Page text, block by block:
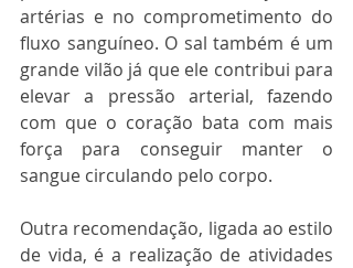
artérias e no comprometimento do
fluxo sanguíneo. O sal também é um
grande vilão já que ele contribui para
elevar a pressão arterial, fazendo
com que o coração bata com mais
força para conseguir manter o
sangue circulando pelo corpo.
Outra recomendação, ligada ao estilo
de vida, é a realização de atividades